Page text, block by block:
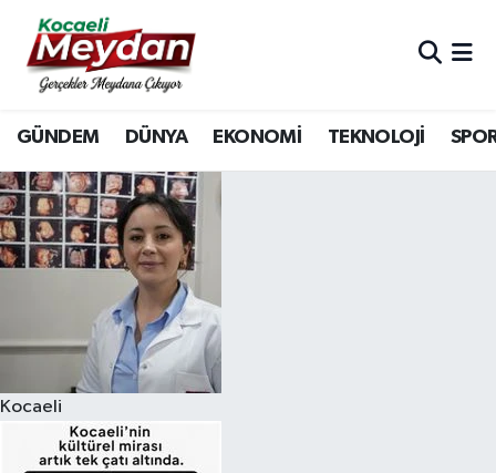
GÜNDEM DÜNYA EKONOMİ TEKNOLOJİ
Kocaeli
Nöbetçi Eczaneler
Hava Durumu
Trafik Durumu
Süper Lig Puan Durumu ve Fikstür
Tüm Manşetler
Son Dakika Haberleri
Haber Arşivi